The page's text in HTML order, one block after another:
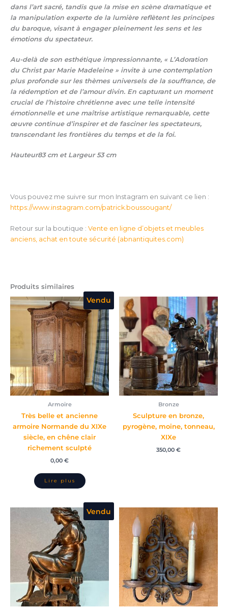
dans l’art sacré, tandis que la mise en scène dramatique et
la manipulation experte de la lumière reflètent les principes
du baroque, visant à engager pleinement les sens et les
émotions du spectateur.
Au-delà de son esthétique impressionnante, « L’Adoration
du Christ par Marie Madeleine » invite à une contemplation
plus profonde sur les thèmes universels de la souffrance, de
la rédemption et de l’amour divin. En capturant un moment
crucial de l’histoire chrétienne avec une telle intensité
émotionnelle et une maîtrise artistique remarquable, cette
œuvre continue d’inspirer et de fasciner les spectateurs,
transcendant les frontières du temps et de la foi.
Hauteur83 cm et Largeur 53 cm
Vous pouvez me suivre sur mon Instagram en suivant ce lien :
https://www.instagram.com/patrick.boussougant/
Retour sur la boutique : Vente en ligne d’objets et meubles
anciens, achat en toute sécurité (abnantiquites.com)
Produits similaires
Vendu
Armoire
Très belle et ancienne
armoire Normande du XIXe
siècle, en chêne clair
richement sculpté
0,00 €
Bronze
Sculpture en bronze,
pyrogène, moine, tonneau,
XIXe
350,00 €
Vendu